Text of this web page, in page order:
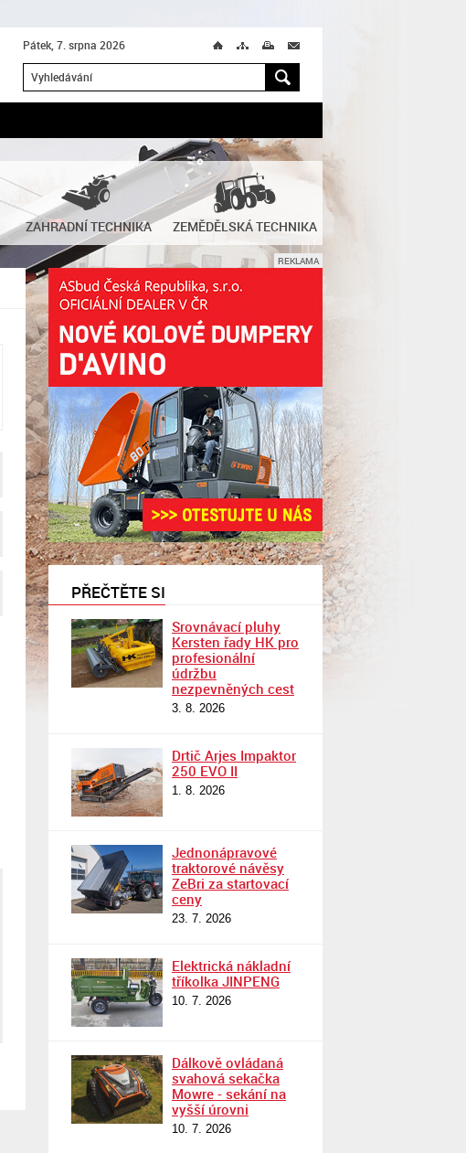
Pátek, 7. srpna 2026 Ú M T M
H
ZAHRADNÍ TECHNIKA ZEMĚDĚLSKÁ TECHNIKA
REKLAMA
PŘEČTĚTE SI
Srovnávací pluhy
Kersten řady HK pro
profesionální
údržbu
nezpevněných cest
3. 8. 2026
Drtič Arjes Impaktor
250 EVO II
1. 8. 2026
Jednonápravové
traktorové návěsy
ZeBri za startovací
ceny
23. 7. 2026
Elektrická nákladní
tříkolka JINPENG
10. 7. 2026
Dálkově ovládaná
svahová sekačka
Mowre - sekání na
vyšší úrovni
10. 7. 2026